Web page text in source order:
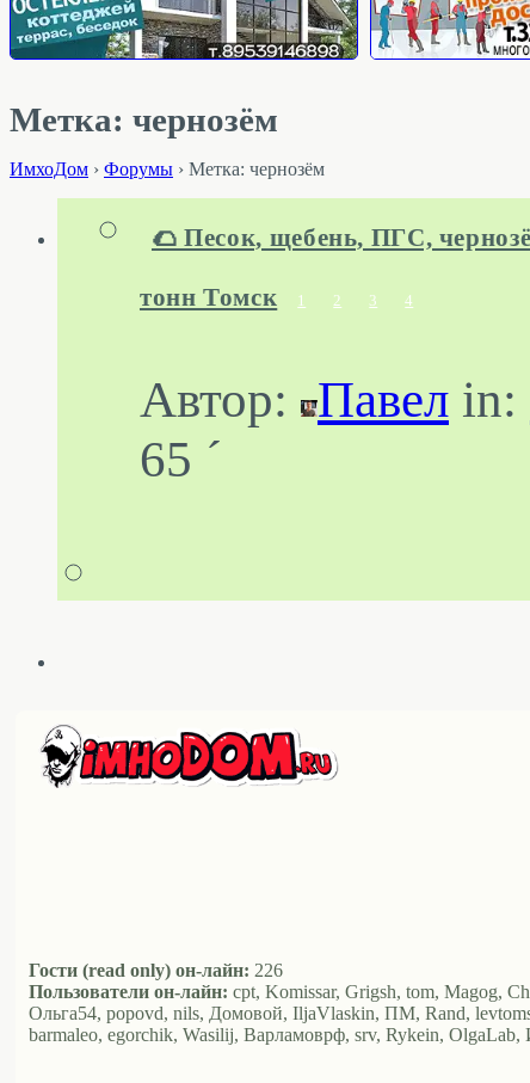
Метка: чернозём
ИмхоДом › Форумы › Метка: чернозём
🌮 Песок, щебень, ПГС,
тонн Томск 1 2 3 4
Автор: Павел in:
65 ´
Гости (read only) он-лайн: 226
Пользователи он-лайн: cpt, Komissar, Grigsh, tom, Magog,
Ольга54, popovd, nils, Домовой, IljaVlaskin, ПМ, Rand,
barmaleo, egorchik, Wasilij, Варламоврф, srv, Rykein,